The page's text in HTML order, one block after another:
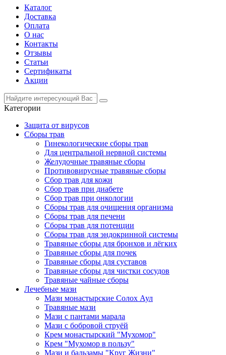
Каталог
Доставка
Оплата
О нас
Контакты
Отзывы
Статьи
Сертификаты
Акции
Категории
Защита от вирусов
Сборы трав
Гинекологические сборы трав
Для центральной нервной системы
Желудочные травяные сборы
Противовирусные травяные сборы
Сбор трав для кожи
Сбор трав при диабете
Сбор трав при онкологии
Сборы трав для очищения организма
Сборы трав для печени
Сборы трав для потенции
Сборы трав для эндокринной системы
Травяные сборы для бронхов и лёгких
Травяные сборы для почек
Травяные сборы для суставов
Травяные сборы для чистки сосудов
Травяные чайные сборы
Лечебные мази
Мази монастырские Солох Аул
Травяные мази
Мази с пантами марала
Мази с бобровой струёй
Крем монастырский "Мухомор"
Крем "Мухомор в пользу"
Мази и бальзамы "Круг Жизни"